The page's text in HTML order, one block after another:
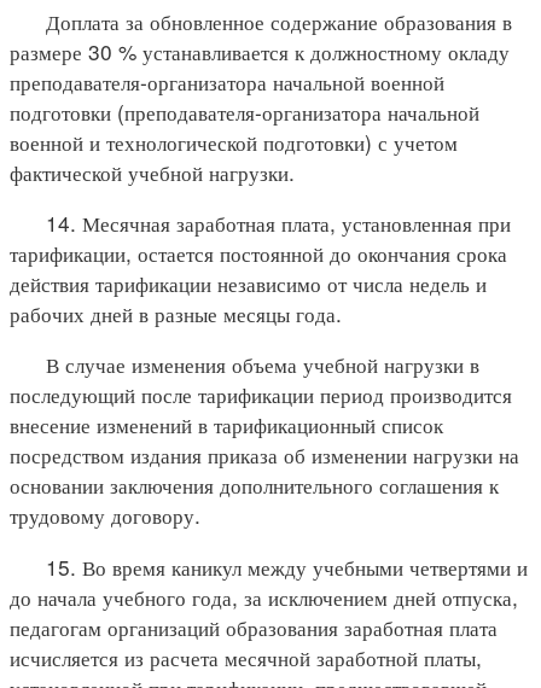
Доплата за обновленное содержание образования в
размере 30 % устанавливается к должностному окладу
преподавателя-организатора начальной военной
подготовки (преподавателя-организатора начальной
военной и технологической подготовки) с учетом
фактической учебной нагрузки.
14. Месячная заработная плата, установленная при
тарификации, остается постоянной до окончания срока
действия тарификации независимо от числа недель и
рабочих дней в разные месяцы года.
В случае изменения объема учебной нагрузки в
последующий после тарификации период производится
внесение изменений в тарификационный список
посредством издания приказа об изменении нагрузки на
основании заключения дополнительного соглашения к
трудовому договору.
15. Во время каникул между учебными четвертями и
до начала учебного года, за исключением дней отпуска,
педагогам организаций образования заработная плата
исчисляется из расчета месячной заработной платы,